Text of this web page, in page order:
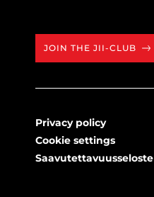
JOIN THE JII-CLUB
Privacy policy
Cookie settings
Saavutettavuusseloste